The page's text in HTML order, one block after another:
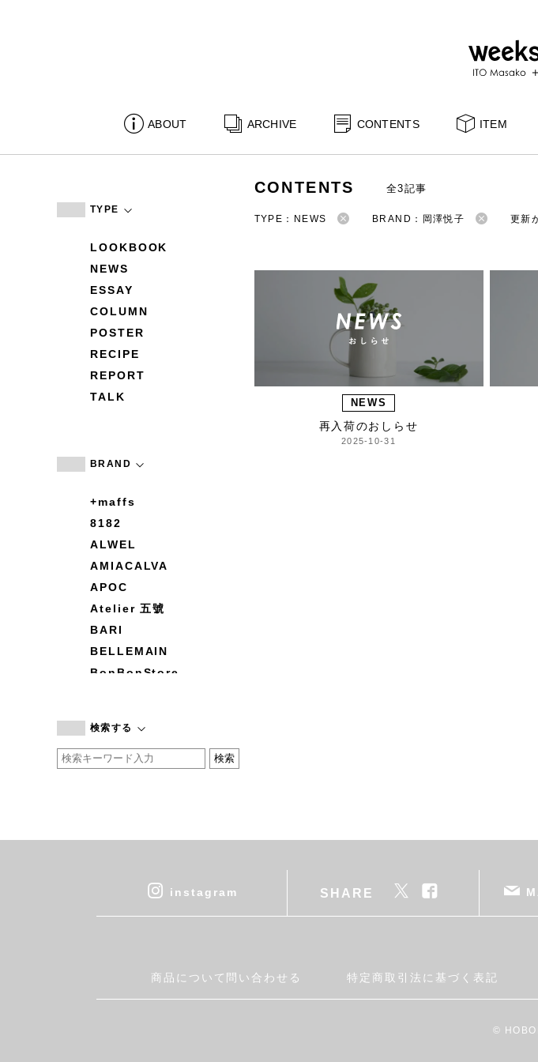
ABOUT ARCHIVE CONTENTS ITEM
TYPE
LOOKBOOK
NEWS
ESSAY
COLUMN
POSTER
RECIPE
REPORT
TALK
BRAND
+maffs
8182
ALWEL
AMIACALVA
APOC
Atelier 五號
BARI
BELLEMAIN
BonBonStore
by basics
CATWORTH
cohan
DEAN & DELUCA
Fatima Morocco
検索する
CONTENTS 全3記事
TYPE：NEWS BRAND：岡澤悦子 更新
NEWS
再入荷のおしらせ
2025-10-31
instagram SHARE
商品について問い合わせる 特定商取引法に基づく表記
©